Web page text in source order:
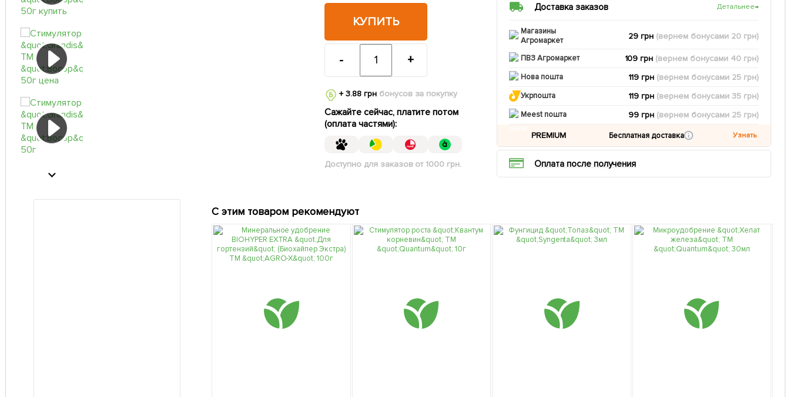
КУПИТЬ
- +
+ 3.88 грнбонусов за покупку
Сажайте сейчас, платите потом
(оплата частями):
Доступно для заказов от 1000 грн.
Доставка заказов Детальнее→
Магазины
Агромаркет
29 грн (вернем бонусами 20 грн)
ПВЗ Агромаркет 109 грн (вернем бонусами 40 грн)
Нова пошта 119 грн (вернем бонусами 25 грн)
Укрпошта 119 грн (вернем бонусами35 грн)
Meest пошта 99 грн (вернем бонусами 25 грн)
PREMIUM Бесплатная доставка Узнать
Оплата после получения
С этим товаром рекомендуют